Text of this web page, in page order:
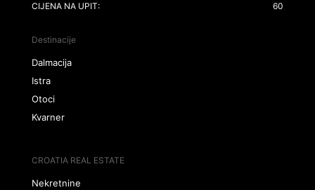
CIJENA NA UPIT:
60
Destinacije
Dalmacija
Istra
Otoci
Kvarner
CROATIA REAL ESTATE
Nekretnine